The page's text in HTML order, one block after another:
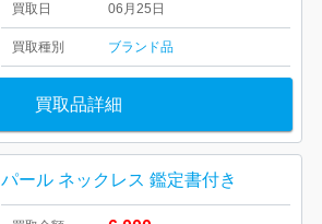
買取日 06月25日
買取種別 ブランド品
買取品詳細
パール ネックレス 鑑定書付き